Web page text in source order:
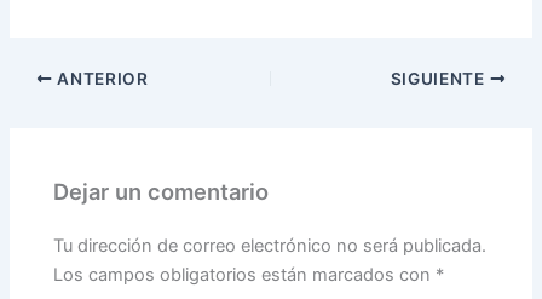
ANTERIOR SIGUIENTE
Dejar un comentario
Tu dirección de correo electrónico no será publicada.
Los campos obligatorios están marcados con *